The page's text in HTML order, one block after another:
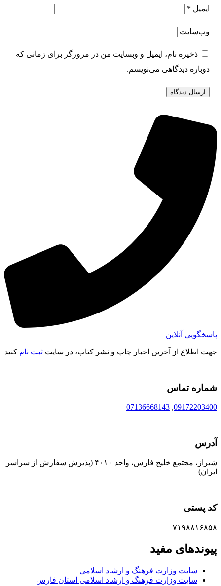
ایمیل *
وب‌سایت
ذخیره نام، ایمیل و وبسایت من در مرورگر برای زمانی که
دوباره دیدگاهی می‌نویسم.
پاسخگویی آنلاین
جهت اطلاع از آخرین اخبار چاپ و نشر کتاب، در سایتثبت نام کنید
شماره تماس
09172203400
,
07136668143
آدرس
شیراز، مجتمع خلیج فارس، واحد ۴۰۱۰ (پذیرش سفارش از سراسر
ایران)
کد پستی
۷۱۹۸۸۱۶۸۵۸
پیوندهای مفید
سایت وزارت فرهنگ و ارشاد اسلامی
سایت وزارت فرهنگ و ارشاد اسلامی استان فارس